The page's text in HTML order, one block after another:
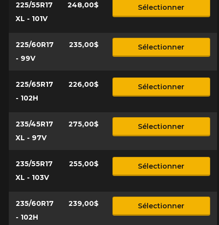
225/55R17
XL - 101V
248,00$ Sélectionner
225/60R17
- 99V
235,00$ Sélectionner
225/65R17
- 102H
226,00$ Sélectionner
235/45R17
XL - 97V
275,00$ Sélectionner
235/55R17
XL - 103V
255,00$ Sélectionner
235/60R17
- 102H
239,00$ Sélectionner